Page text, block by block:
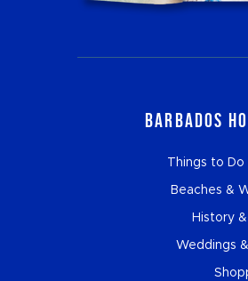
Barbados
Things to Do
Beaches &
History
Weddings